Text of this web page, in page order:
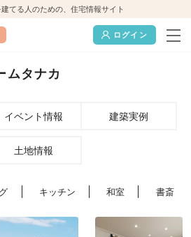
てる人のための、住宅情報サイト
ログイン
タナカ
イベント情報 建築実例
土地情報
キッチン 和室 書斎